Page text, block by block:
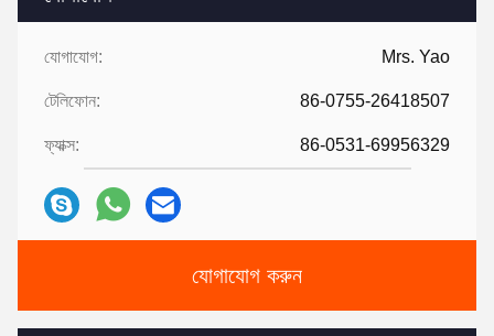
যোগাযোগ: Mrs. Yao
টেলিফোন: 86-0755-26418507
ফ্যাক্স: 86-0531-69956329
যোগাযোগ করুন